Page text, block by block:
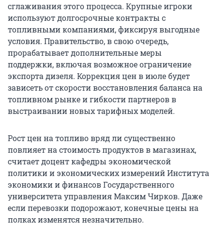
сглаживания этого процесса. Крупные игроки
используют долгосрочные контракты с
топливными компаниями, фиксируя выгодные
условия. Правительство, в свою очередь,
прорабатывает дополнительные меры
поддержки, включая возможное ограничение
экспорта дизеля. Коррекция цен в июле будет
зависеть от скорости восстановления баланса на
топливном рынке и гибкости партнеров в
выстраивании новых тарифных моделей.
Рост цен на топливо вряд ли существенно
повлияет на стоимость продуктов в магазинах,
считает доцент кафедры экономической
политики и экономических измерений Института
экономики и финансов Государственного
университета управления Максим Чирков. Даже
если перевозки подорожают, конечные цены на
полках изменятся незначительно.